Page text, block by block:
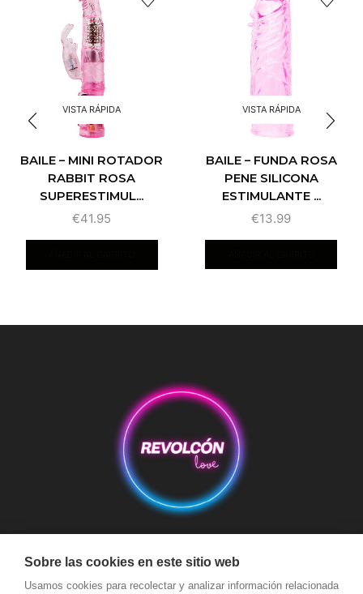
VISTA RÁPIDA
BAILE – MINI ROTADOR
RABBIT ROSA
SUPERESTIMUL...
€41.95
VISTA RÁPIDA
BAILE – FUNDA ROSA
PENE SILICONA
ESTIMULANTE ...
€13.99
Aviso Legal Condiciones de Compra
Condiciones de Envío
Política de devoluciones y reembolsos
Política de Cookies
Sobre las cookies en este sitio web
Usamos cookies para recolectar y analizar información relacionada